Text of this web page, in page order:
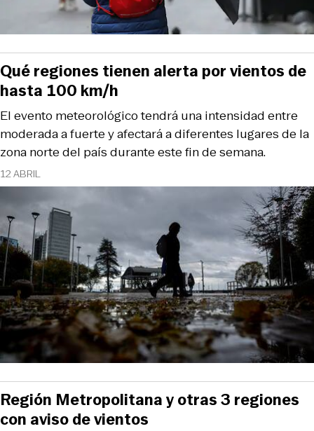
12 ABRIL
El evento meteorológico tendrá una intensidad entre
moderada a fuerte y afectará a diferentes lugares de la
zona norte del país durante este fin de semana.
Qué regiones tienen alerta por vientos de
hasta 100 km/h
Región Metropolitana y otras 3 regiones
con aviso de vientos